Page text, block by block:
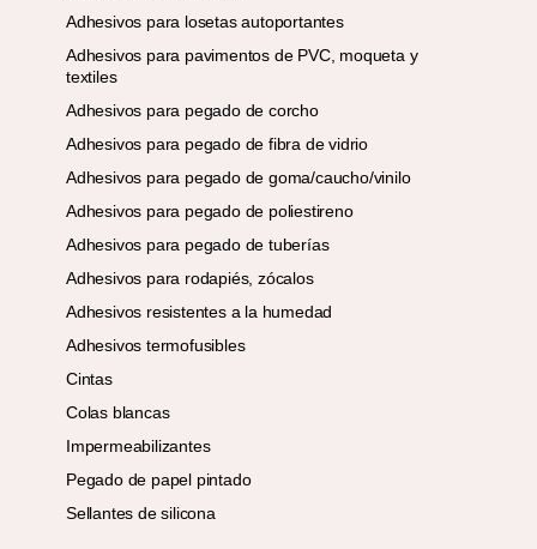
Adhesivos para losetas autoportantes
Adhesivos para pavimentos de PVC, moqueta y
textiles
Adhesivos para pegado de corcho
Adhesivos para pegado de fibra de vidrio
Adhesivos para pegado de goma/caucho/vinilo
Adhesivos para pegado de poliestireno
Adhesivos para pegado de tuberías
Adhesivos para rodapiés, zócalos
Adhesivos resistentes a la humedad
Adhesivos termofusibles
Cintas
Colas blancas
Impermeabilizantes
Pegado de papel pintado
Sellantes de silicona